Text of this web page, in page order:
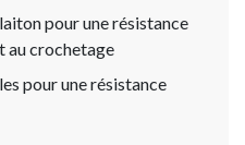
pour une résistance
au crochetage
pour une résistance